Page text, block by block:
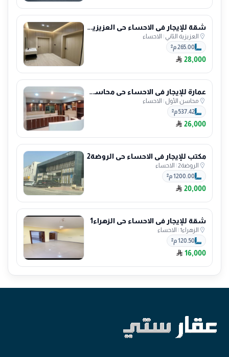
شقة للإيجار في الاحساء حي العزيزية الثاني
العزيزية الثاني| الاحساء
265.00 م²
28,000
عمارة للإيجار في الاحساء حي محاسن الأول
محاسن الأول| الاحساء
537.42 م²
26,000
مكتب للإيجار في الاحساء حي الروضة2
الروضة2 | الاحساء
1200.00 م²
20,000
شقة للإيجار في الاحساء حي الزهراء1
الزهراء1 | الاحساء
120.50 م²
16,000